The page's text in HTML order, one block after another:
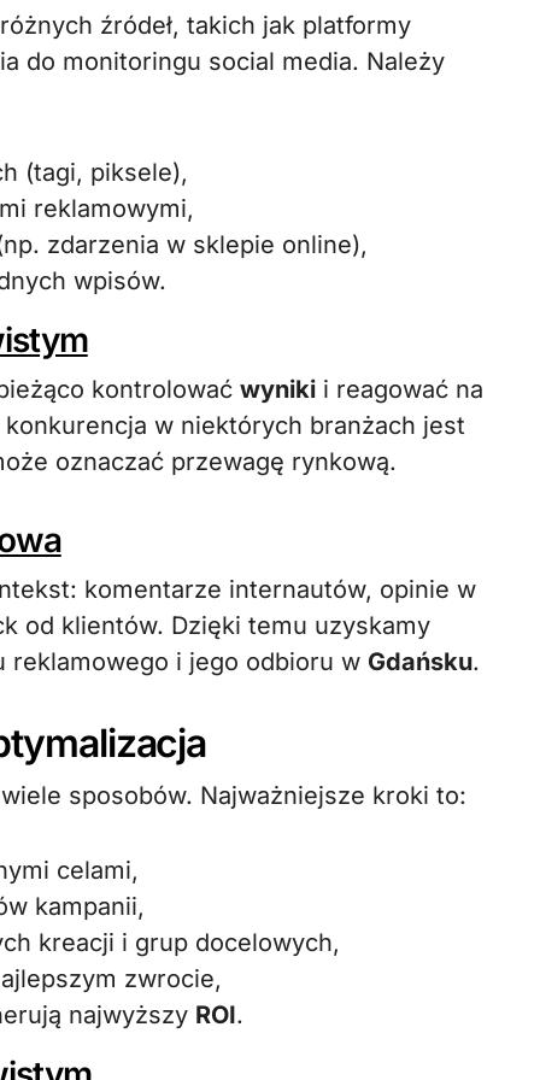
źródeł, takich jak platformy
do monitoringu social media. Należy
(tagi, piksele),
reklamowymi,
zdarzenia w sklepie online),
wpisów.
kontrolować wyniki i reagować na
w niektórych branżach jest
oznaczać przewagę rynkową.
komentarze internautów, opinie w
od klientów. Dzięki temu uzyskamy
reklamowego i jego odbioru w Gdańsku.
sposobów. Najważniejsze kroki to:
celami,
kampanii,
kreacji i grup docelowych,
zwrocie,
najwyższy ROI.